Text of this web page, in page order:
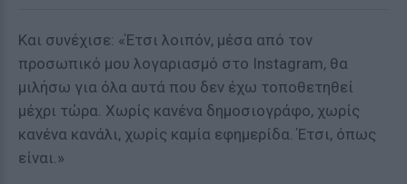
Και συνέχισε: «Έτσι λοιπόν, μέσα από τον
προσωπικό μου λογαριασμό στο Instagram, θα
μιλήσω για όλα αυτά που δεν έχω τοποθετηθεί
μέχρι τώρα. Χωρίς κανένα δημοσιογράφο, χωρίς
κανένα κανάλι, χωρίς καμία εφημερίδα. Έτσι, όπως
είναι.»